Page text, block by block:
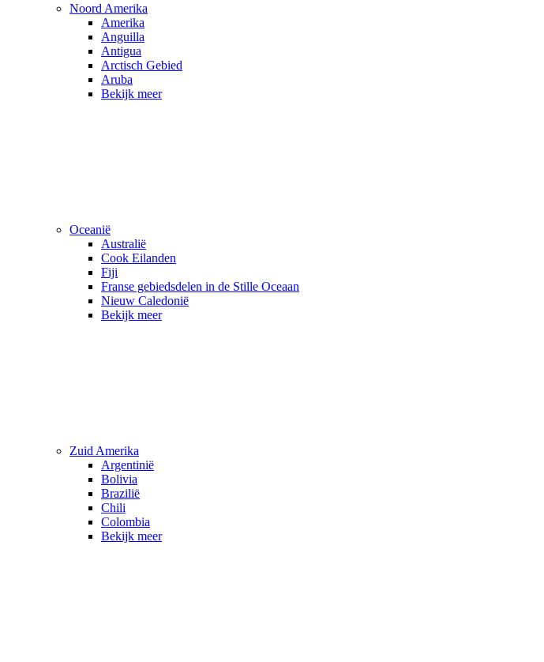
Noord Amerika
Amerika
Anguilla
Antigua
Arctisch Gebied
Aruba
Bekijk meer
Oceanië
Australië
Cook Eilanden
Fiji
Franse gebiedsdelen in de Stille Oceaan
Nieuw Caledonië
Bekijk meer
Zuid Amerika
Argentinië
Bolivia
Brazilië
Chili
Colombia
Bekijk meer